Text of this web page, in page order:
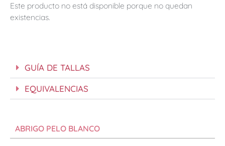
Este producto no está disponible porque no quedan
existencias.
GUÍA DE TALLAS
EQUIVALENCIAS
ABRIGO PELO BLANCO